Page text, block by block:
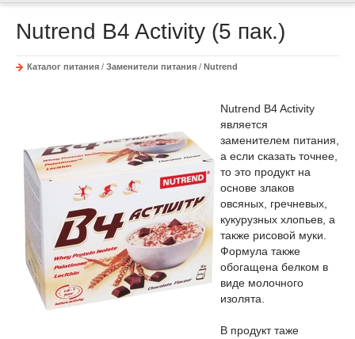
Nutrend B4 Activity (5 пак.)
Каталог питания / Заменители питания / Nutrend
Nutrend B4 Activity
является
заменителем питания,
а если сказать точнее,
то это продукт на
основе злаков
овсяных, гречневых,
кукурузных хлопьев, а
также рисовой муки.
Формула также
обогащена белком в
виде молочного
изолята.
В продукт таже